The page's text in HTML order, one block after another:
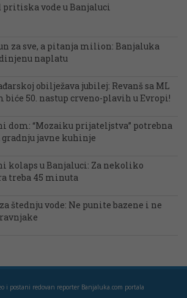
pritiska vode u Banjaluci
za sve, a pitanja milion: Banjaluka
naplatu
obilježava jubilej: Revanš sa ML
biće 50. nastup crveno-plavih u Evropi!
dom: “Mozaiku prijateljstva” potrebna
gradnju javne kuhinje
kolaps u Banjaluci: Za nekoliko
treba 45 minuta
štednju vode: Ne punite bazene i ne
i postani redovan reporter Banjaluka.com portala